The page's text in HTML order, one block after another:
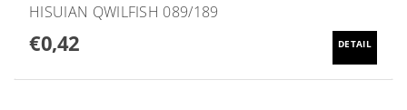
HISUIAN QWILFISH 089/189
€0,42 DETAIL